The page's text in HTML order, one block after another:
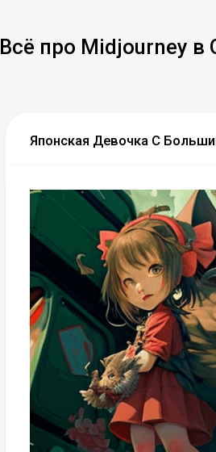
Всё про Midjourney в
Японская Девочка С